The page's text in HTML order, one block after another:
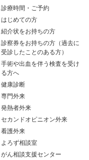
診療時間・ご予約
はじめての方
紹介状をお持ちの方
診察券をお持ちの方（過去に
受診したことのある方）
手術や出血を伴う検査を受け
る方へ
健康診断
専門外来
発熱者外来
セカンドオピニオン外来
看護外来
よろず相談室
がん相談支援センター